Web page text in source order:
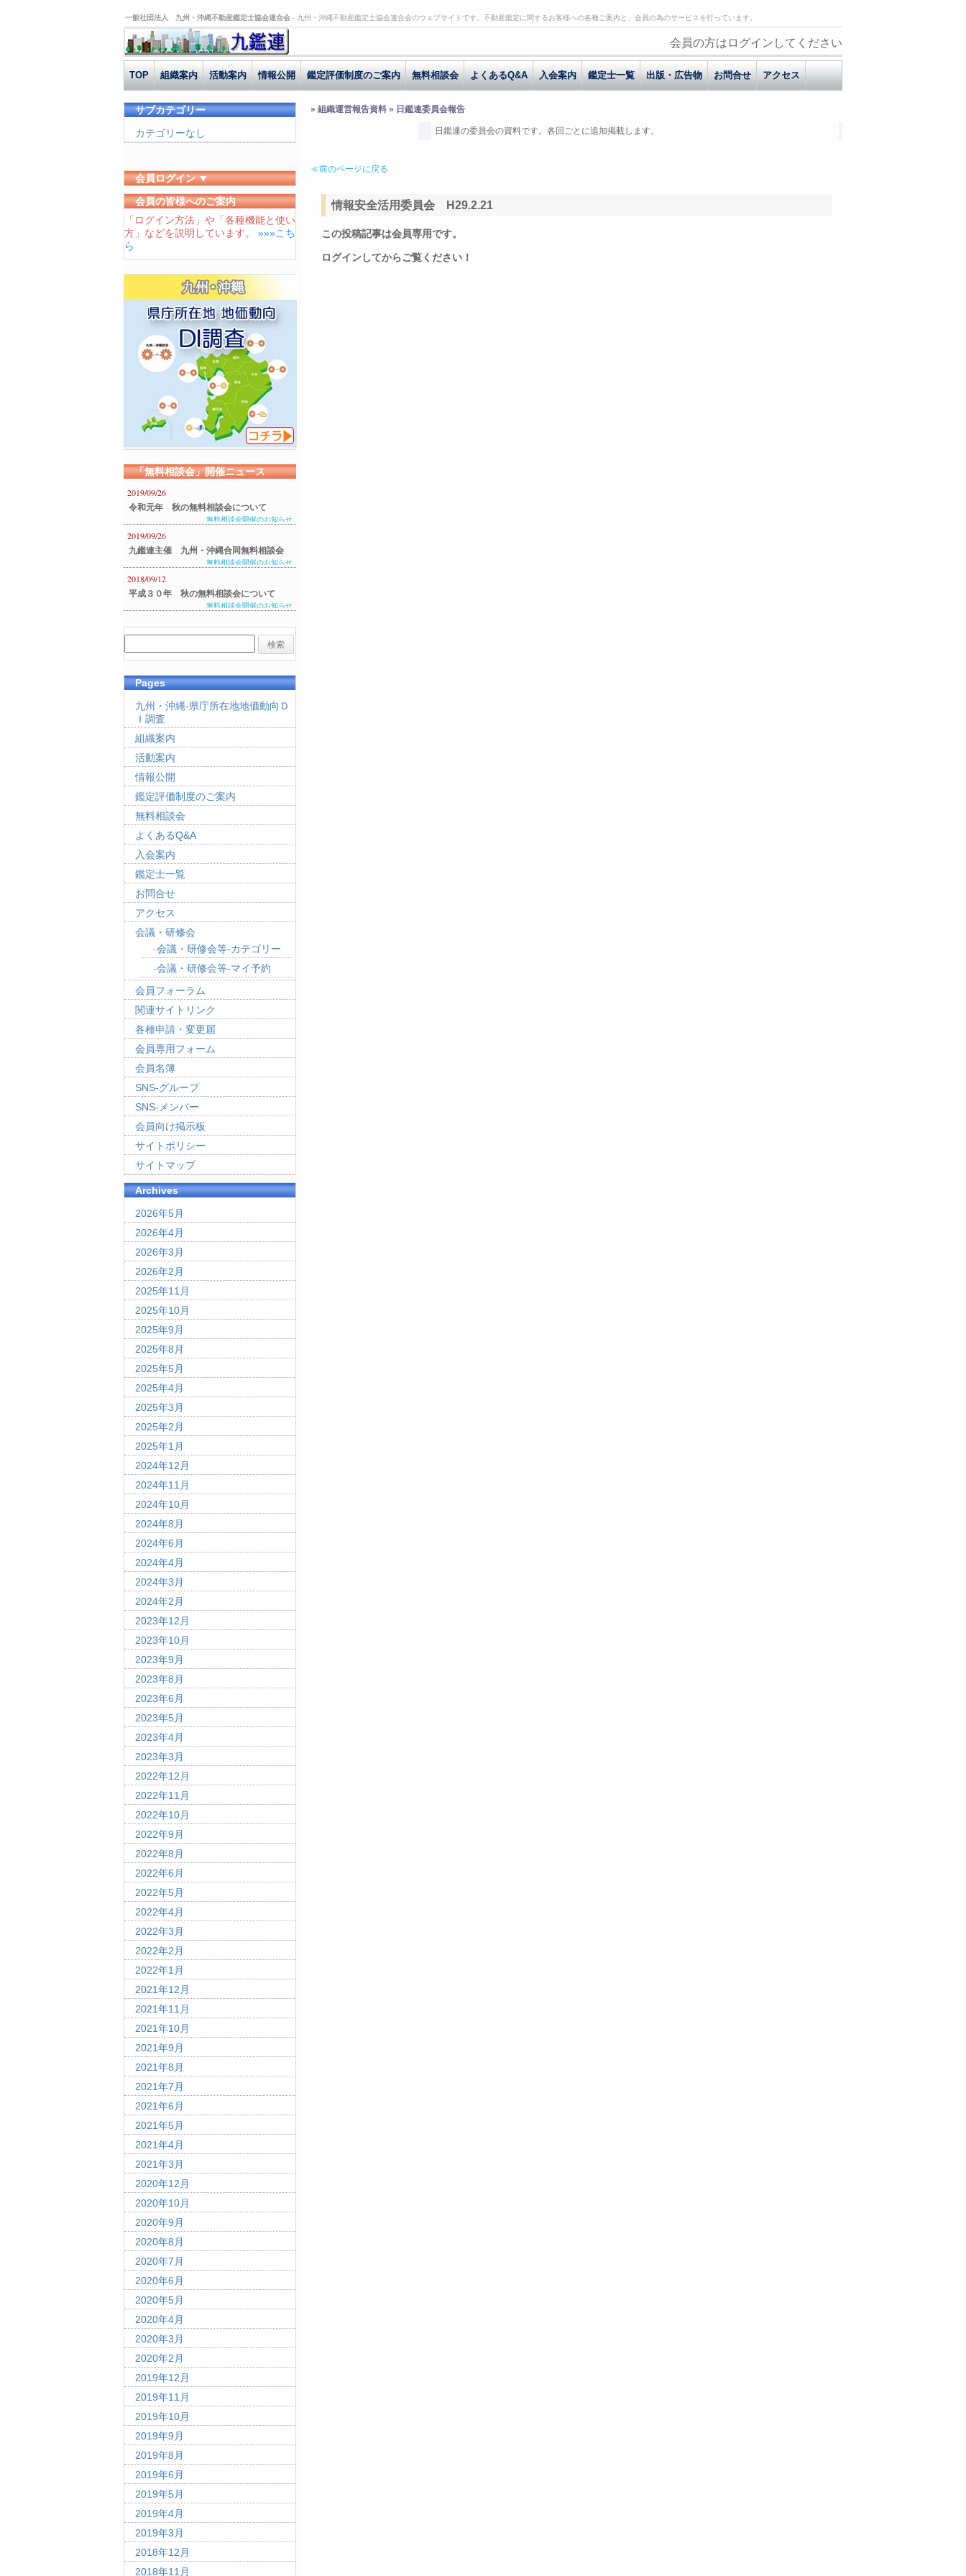
一般社団法人 九州・沖縄不動産鑑定士協会連合会 - 九州・沖縄不動産鑑定士協会連合会のウェブサイトです。不動産鑑定に関するお客様への各種ご案内と、会員の為のサービスを行っています。
会員の方はログインしてください
TOP 組織案内 活動案内 情報公開 鑑定評価制度のご案内 無料相談会 よくあるQ&A 入会案内 鑑定士一覧 出版・広告物 お問合せ アクセス
» 組織運営報告資料 » 日鑑連委員会報告
日鑑連の委員会の資料です。各回ごとに追加掲載します。
≪前のページに戻る
情報安全活用委員会 H29.2.21
この投稿記事は会員専用です。
ログインしてからご覧ください！
サブカテゴリー
カテゴリーなし
会員ログイン ▼
ユーザーID
パスワード
会員の皆様へのご案内
「ログイン方法」や「各種機能と使い
方」などを説明しています。 »»»こち
ら
「無料相談会」開催ニュース
2019/09/26
令和元年 秋の無料相談会について
無料相談会開催のお知らせ
2019/09/26
九鑑連主催 九州・沖縄合同無料相談会
のご案内
無料相談会開催のお知らせ
2018/09/12
平成３０年 秋の無料相談会について
無料相談会開催のお知らせ
Pages
九州・沖縄-県庁所在地地価動向Ｄ
Ｉ調査
組織案内
活動案内
情報公開
鑑定評価制度のご案内
無料相談会
よくあるQ&A
入会案内
鑑定士一覧
お問合せ
アクセス
会議・研修会
会議・研修会等-カテゴリー
会議・研修会等-マイ予約
会員フォーラム
関連サイトリンク
各種申請・変更届
会員専用フォーム
会員名簿
SNS-グループ
SNS-メンバー
会員向け掲示板
サイトポリシー
サイトマップ
Archives
2026年5月
2026年4月
2026年3月
2026年2月
2025年11月
2025年10月
2025年9月
2025年8月
2025年5月
2025年4月
2025年3月
2025年2月
2025年1月
2024年12月
2024年11月
2024年10月
2024年8月
2024年6月
2024年4月
2024年3月
2024年2月
2023年12月
2023年10月
2023年9月
2023年8月
2023年6月
2023年5月
2023年4月
2023年3月
2022年12月
2022年11月
2022年10月
2022年9月
2022年8月
2022年6月
2022年5月
2022年4月
2022年3月
2022年2月
2022年1月
2021年12月
2021年11月
2021年10月
2021年9月
2021年8月
2021年7月
2021年6月
2021年5月
2021年4月
2021年3月
2020年12月
2020年10月
2020年9月
2020年8月
2020年7月
2020年6月
2020年5月
2020年4月
2020年3月
2020年2月
2019年12月
2019年11月
2019年10月
2019年9月
2019年8月
2019年6月
2019年5月
2019年4月
2019年3月
2018年12月
2018年11月